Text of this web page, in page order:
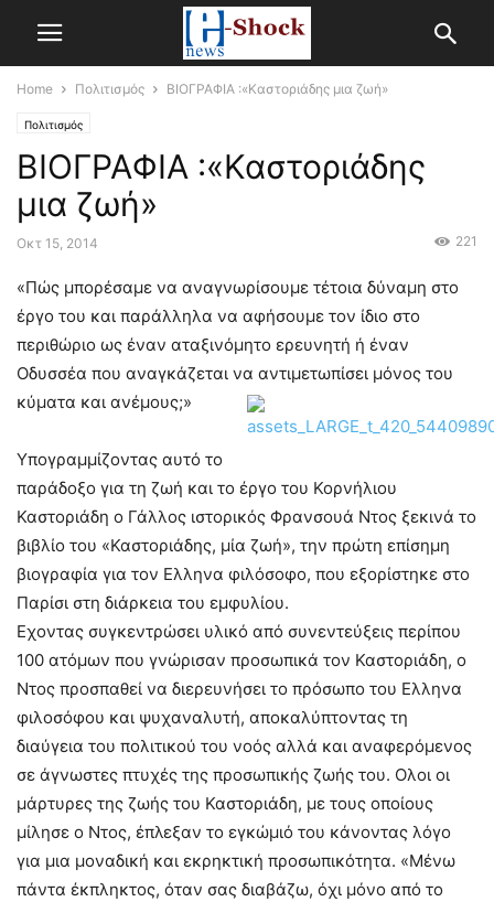
Home Πολιτισμός ΒΙΟΓΡΑΦΙΑ :«Καστοριάδης μια ζωή»
Πολιτισμός
ΒΙΟΓΡΑΦΙΑ :«Καστοριάδης
μια ζωή»
Οκτ 15, 2014 221
«Πώς μπορέσαμε να αναγνωρίσουμε τέτοια δύναμη στο
έργο του και παράλληλα να αφήσουμε τον ίδιο στο
περιθώριο ως έναν αταξινόμητο ερευνητή ή έναν
Οδυσσέα που αναγκάζεται να αντιμετωπίσει μόνος του
κύματα και ανέμους;»
Υπογραμμίζοντας αυτό το
παράδοξο για τη ζωή και το έργο του Κορνήλιου
Καστοριάδη ο Γάλλος ιστορικός Φρανσουά Ντος ξεκινά το
βιβλίο του «Καστοριάδης, μία ζωή», την πρώτη επίσημη
βιογραφία για τον Ελληνα φιλόσοφο, που εξορίστηκε στο
Παρίσι στη διάρκεια του εμφυλίου.
Εχοντας συγκεντρώσει υλικό από συνεντεύξεις περίπου
100 ατόμων που γνώρισαν προσωπικά τον Καστοριάδη, ο
Ντος προσπαθεί να διερευνήσει το πρόσωπο του Ελληνα
φιλοσόφου και ψυχαναλυτή, αποκαλύπτοντας τη
διαύγεια του πολιτικού του νοός αλλά και αναφερόμενος
σε άγνωστες πτυχές της προσωπικής ζωής του. Ολοι οι
μάρτυρες της ζωής του Καστοριάδη, με τους οποίους
μίλησε ο Ντος, έπλεξαν το εγκώμιό του κάνοντας λόγο
για μια μοναδική και εκρηκτική προσωπικότητα. «Μένω
πάντα έκπληκτος, όταν σας διαβάζω, όχι μόνο από το